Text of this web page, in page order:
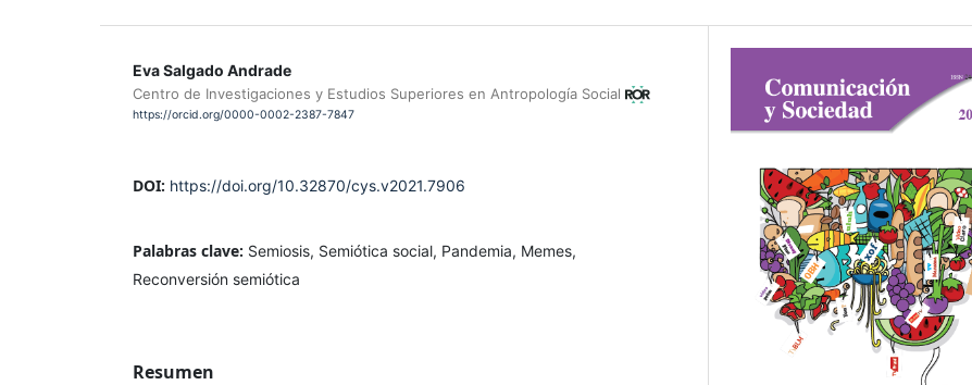
Eva Salgado Andrade
Centro de Investigaciones y Estudios Superiores en Antropología Social
https://orcid.org/0000-0002-2387-7847
DOI: https://doi.org/10.32870/cys.v2021.7906
Palabras clave: Semiosis, Semiótica social, Pandemia, Memes,
Reconversión semiótica
Resumen